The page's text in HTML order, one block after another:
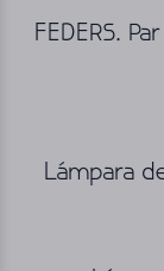
FEDERS.
Lámpara